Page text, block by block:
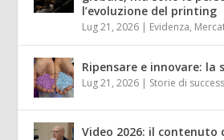
l’evoluzione del printing
Lug 21, 2026 | Evidenza,
Ripensare e innovare: la
Lug 21, 2026 | Storie di
Video 2026: il contenuto